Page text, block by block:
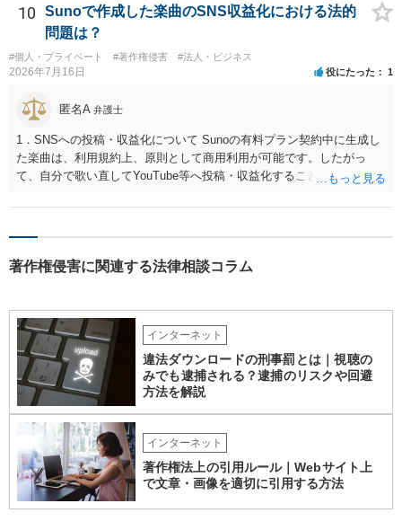
細な検討が必要です。遅延損害金の発生なども確認するとよいでしょ
う。 ６弁護士に窓口を一本化して、直接連絡を避けることも方法の一
つです。
10
Sunoで作成した楽曲のSNS収益化における法的
問題は？
#個人・プライベート #著作権侵害 #法人・ビジネス
2026年7月16日 役にたった 1
匿名A 弁護士
1．SNSへの投稿・収益化について Sunoの有料プラン契約中に生成し
た楽曲は、利用規約上、原則として商用利用が可能です。したがっ
て、自分で歌い直してYouTube等へ投稿・収益化することも、通常は
確認してください。 2．メロディーや伴奏の使用について AIボーカル
ば、原則として使用可能です。 3．著作権とJASRAC登録について Su
の創作的な関与が乏しい場合、著作権が認められない可能性がありま
す。自分で歌い直しただけで、作曲部分の著作権が発生するわけでも
ありません。 なお、自分で歌い直した歌唱については、楽曲自体に著
作権が成立するか否かとは別に、実演家としての著作隣接権が生じま
す。ただし、この権利は、Sunoが生成したメロディーや伴奏自体につ
いて著作権を取得することを意味するものではありません。 JASRAC
への登録は必須ではありません。登録を希望する場合は、自分が作
詞、作曲、編曲等にどの程度創作的に関与したかを説明できることが
重要です。 4．音楽配信やライブについて SpotifyやApple Musicでの
配信、販売、ライブでの歌唱も、Sunoの規約上の商用利用条件を満た
せば、原則として可能です。ただし、配信サービスごとのAI生成音楽
著作権侵害に関連する法律相談コラム
インターネット
違法ダウンロードの刑事罰とは｜視聴の
みでも逮捕される？逮捕のリスクや回避
方法を解説
インターネット
著作権法上の引用ルール｜Webサイト上
で文章・画像を適切に引用する方法